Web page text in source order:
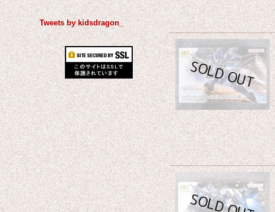
Tweets by kidsdragon_